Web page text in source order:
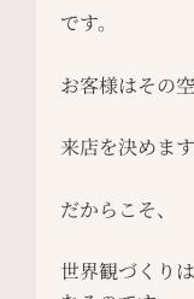
です。
お客様はその
来店を決めます
だからこそ、
世界観づくり